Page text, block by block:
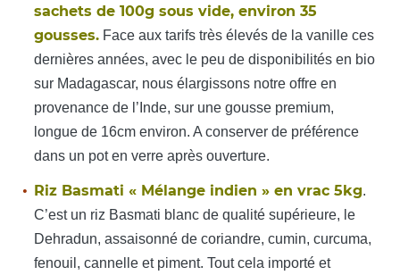
sachets de 100g sous vide, environ 35
gousses.Face aux tarifs très élevés de la vanille ces
dernières années, avec le peu de disponibilités en bio
sur Madagascar, nous élargissons notre offre en
provenance de l’Inde, sur une gousse premium,
longue de 16cm environ. A conserver de préférence
dans un pot en verre après ouverture.
Riz Basmati « Mélange indien » en vrac 5kg.
C’est un riz Basmati blanc de qualité supérieure, le
Dehradun, assaisonné de coriandre, cumin, curcuma,
fenouil, cannelle et piment. Tout cela importé et